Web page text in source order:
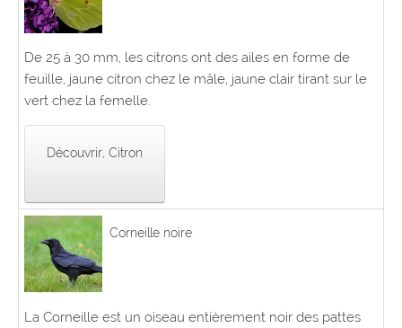
De 25 à 30 mm, les citrons ont des ailes en forme de
feuille, jaune citron chez le mâle, jaune clair tirant sur le
vert chez la femelle.
Découvrir, Citron
Corneille noire
La Corneille est un oiseau entièrement noir des pattes